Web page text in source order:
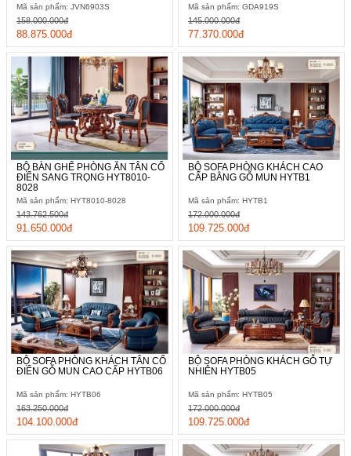
Mã sản phẩm: JVN6903S
88.875.000đ
158.000.000đ
Mã sản phẩm: GDA919S
77.370.000đ
145.000.000đ
BỘ BÀN GHẾ PHÒNG ĂN TÂN CỔ
ĐIỂN SANG TRỌNG HYT8010-
8028
Mã sản phẩm: HYT8010-8028
91.650.000đ
143.762.500đ
BỘ SOFA PHÒNG KHÁCH CAO
CẤP BẰNG GỖ MUN HYTB1
Mã sản phẩm: HYTB1
109.725.000đ
172.000.000đ
BỘ SOFA PHÒNG KHÁCH TÂN CỔ
ĐIỂN GỖ MUN CAO CẤP HYTB06
Mã sản phẩm: HYTB06
104.100.000đ
163.250.000đ
BỘ SOFA PHÒNG KHÁCH GỖ TỰ
NHIÊN HYTB05
Mã sản phẩm: HYTB05
109.725.000đ
172.000.000đ